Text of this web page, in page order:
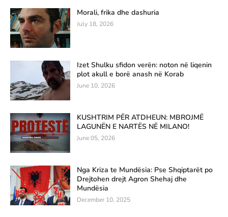
Morali, frika dhe dashuria
July 18, 2026
Izet Shulku sfidon verën: noton në liqenin
plot akull e borë anash në Korab
June 10, 2026
KUSHTRIM PËR ATDHEUN: MBROJMË
LAGUNËN E NARTËS NË MILANO!
June 05, 2026
Nga Kriza te Mundësia: Pse Shqiptarët po
Drejtohen drejt Agron Shehaj dhe
Mundësia
December 10, 2025